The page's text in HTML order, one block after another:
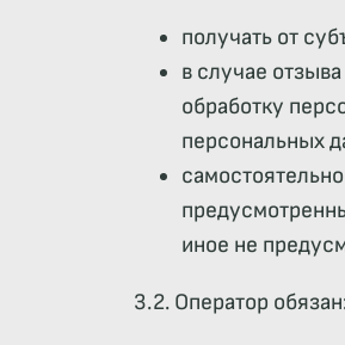
получать от
в случае
обработку
персональных
иное не
3.2. Оператор